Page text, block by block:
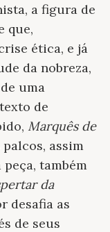
a figura de
que,
ética, e já
da nobreza,
uma
de
Marquês de
assim
também
da
desafia as
de seus